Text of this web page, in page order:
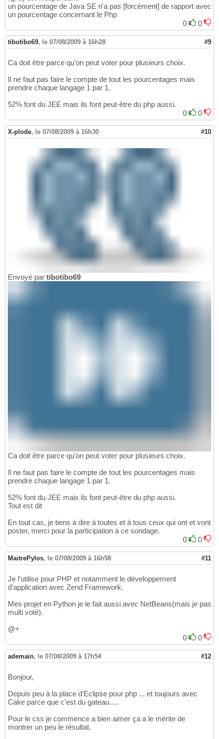
un pourcentage de Java SE n'a pas [forcément] de rapport avec
un pourcentage concernant le Php
0
0
tibotibo69, le 07/08/2009 à 16h28 #9
Ca doit être parce qu'on peut voter pour plusieurs choix.
Il ne faut pas faire le compte de tout les pourcentages mais
prendre chaque langage 1 par 1.
52% font du JEE mais ils font peut-être du php aussi.
0
0
X-plode, le 07/08/2009 à 16h30 #10
Envoyé par tibotibo69
Ca doit être parce qu'on peut voter pour plusieurs choix.
Il ne faut pas faire le compte de tout les pourcentages mais
prendre chaque langage 1 par 1.
52% font du JEE mais ils font peut-être du php aussi.
Tout est dit
En tout cas, je tiens à dire à toutes et à tous ceux qui ont et vont
poster, merci pour la participation à ce sondage.
0
0
MaitrePylos, le 07/08/2009 à 16h58 #11
Je l'utilise pour PHP et notamment le développement
d'application avec Zend Framework.
Mes projet en Python je le fait aussi avec NetBeans(mais je pas
multi voté).
@+
0
0
ademain, le 07/08/2009 à 17h54 #12
Bonjour,
Depuis peu à la place d'Eclipse pour php ... et toujours avec
Cake parce que c'est du gateau.....
Pour le css je commence a bien aimer ça a le mérite de
montrer un peu le résultat.